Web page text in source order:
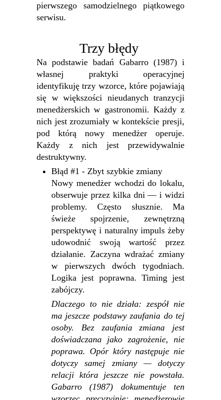
pierwszego samodzielnego piątkowego
serwisu.
Trzy błędy
Na podstawie badań Gabarro (1987) i
własnej praktyki operacyjnej
identyfikuję trzy wzorce, które pojawiają
się w większości nieudanych tranzycji
menedżerskich w gastronomii. Każdy z
nich jest zrozumiały w kontekście presji,
pod którą nowy menedżer operuje.
Każdy z nich jest przewidywalnie
destruktywny.
Błąd #1 - Zbyt szybkie zmiany
Nowy menedżer wchodzi do lokalu,
obserwuje przez kilka dni — i widzi
problemy. Często słusznie. Ma
świeże spojrzenie, zewnętrzną
perspektywę i naturalny impuls żeby
udowodnić swoją wartość przez
działanie. Zaczyna wdrażać zmiany
w pierwszych dwóch tygodniach.
Logika jest poprawna. Timing jest
zabójczy.
Dlaczego to nie działa: zespół nie
ma jeszcze podstawy zaufania do tej
osoby. Bez zaufania zmiana jest
doświadczana jako zagrożenie, nie
poprawa. Opór który następuje nie
dotyczy samej zmiany — dotyczy
relacji która jeszcze nie powstała.
Gabarro (1987) dokumentuje ten